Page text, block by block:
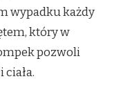
wypadku każdy
który w
pozwoli